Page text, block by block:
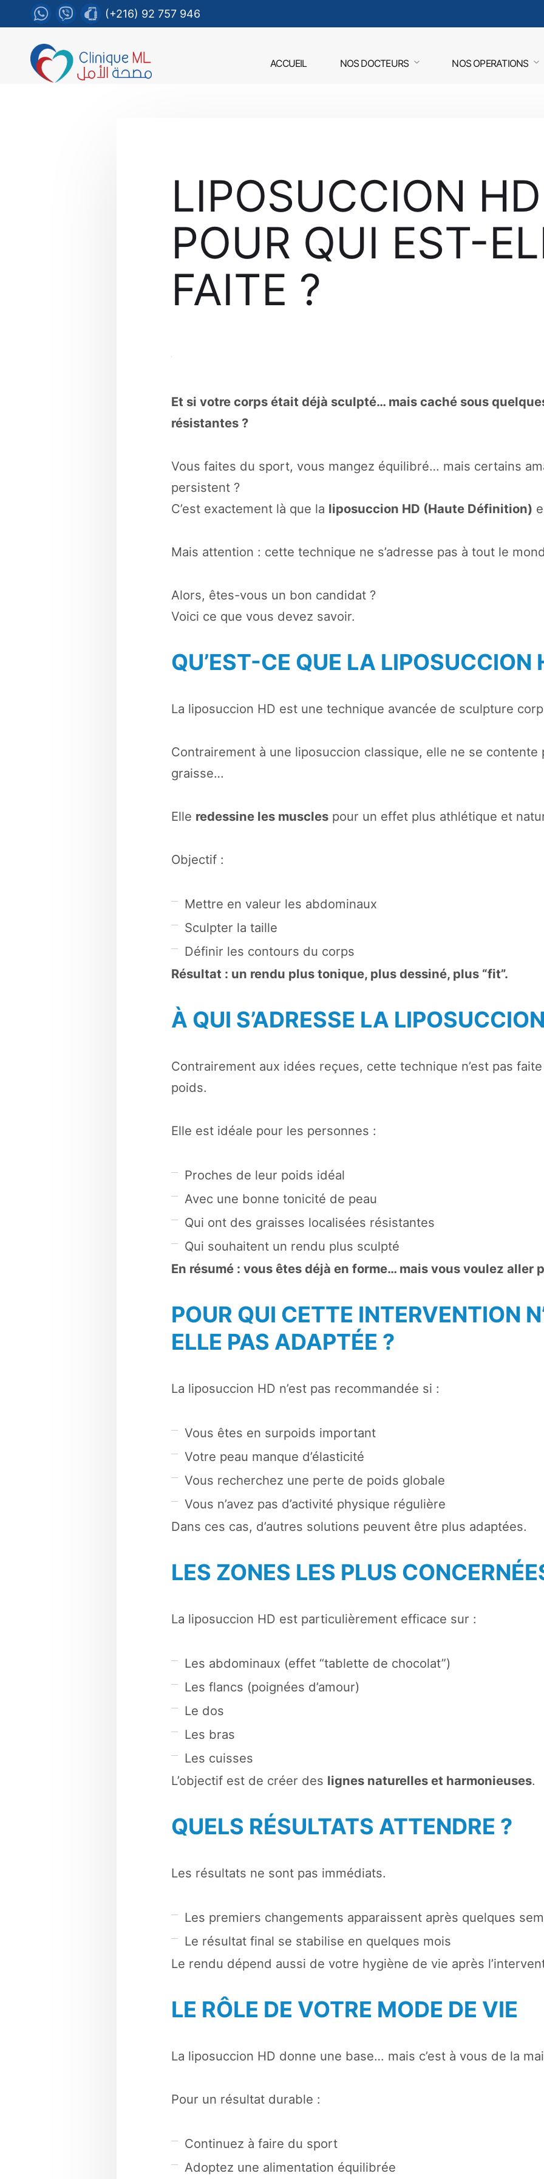
(+216) 92 757 946
ACCUEIL NOS DOCTEURS NOS OPERATIONS
LIPOSUCCION
POUR QUI EST-
FAITE ?
Et si votre corps était déjà sculpté… mais caché sous
résistantes ?
Vous faites du sport, vous mangez équilibré… mais certains
persistent ?
C’est exactement là que la liposuccion HD (Haute Définition)
Mais attention : cette technique ne s’adresse pas à tout le
Alors, êtes-vous un bon candidat ?
Voici ce que vous devez savoir.
QU’EST-CE QUE LA LIPOSUCCION
La liposuccion HD est une technique avancée de sculpture
Contrairement à une liposuccion classique, elle ne se contente
graisse…
Elle redessine les muscles pour un effet plus athlétique et
Objectif :
Mettre en valeur les abdominaux
Sculpter la taille
Définir les contours du corps
Résultat : un rendu plus tonique, plus dessiné, plus “fit”.
À QUI S’ADRESSE LA
Contrairement aux idées reçues, cette technique n’est pas
poids.
Elle est idéale pour les personnes :
Proches de leur poids idéal
Avec une bonne tonicité de peau
Qui ont des graisses localisées résistantes
Qui souhaitent un rendu plus sculpté
En résumé : vous êtes déjà en forme… mais vous voulez aller
POUR QUI CETTE INTERVENTION
ELLE PAS ADAPTÉE ?
La liposuccion HD n’est pas recommandée si :
Vous êtes en surpoids important
Votre peau manque d’élasticité
Vous recherchez une perte de poids globale
Vous n’avez pas d’activité physique régulière
Dans ces cas, d’autres solutions peuvent être plus adaptées.
LES ZONES LES PLUS
La liposuccion HD est particulièrement efficace sur :
Les abdominaux (effet “tablette de chocolat”)
Les flancs (poignées d’amour)
Le dos
Les bras
Les cuisses
L’objectif est de créer des lignes naturelles et harmonieuses.
QUELS RÉSULTATS ATTENDRE ?
Les résultats ne sont pas immédiats.
Les premiers changements apparaissent après quelques
Le résultat final se stabilise en quelques mois
Le rendu dépend aussi de votre hygiène de vie après
LE RÔLE DE VOTRE MODE DE VIE
La liposuccion HD donne une base… mais c’est à vous de la
Pour un résultat durable :
Continuez à faire du sport
Adoptez une alimentation équilibrée